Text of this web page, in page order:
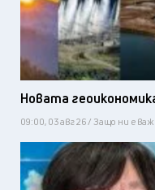
Новата
09:00, 03 авг 26 / Защо ни е